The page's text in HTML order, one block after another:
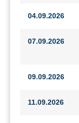
04.09.2026
07.09.2026
09.09.2026
11.09.2026